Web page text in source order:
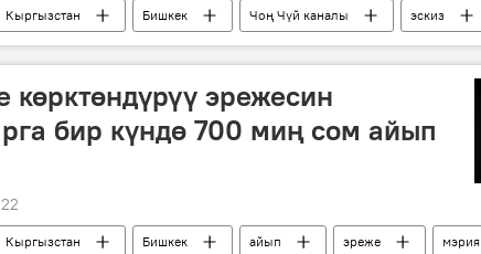
Кыргызстан Бишкек Чоң Чүй каналы эскиз
көрктөндүрүү эрежесин
бир күндө 700 миң сом айып
Кыргызстан Бишкек айып эреже мэрия